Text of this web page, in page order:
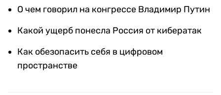
О чем говорил на конгрессе Владимир Путин
Какой ущерб понесла Россия от кибератак
Как обезопасить себя в цифровом
пространстве